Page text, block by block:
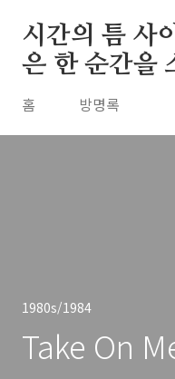
시간의 틈 사
은 한 순간을
홈 방명록
1980s/1984
Take On